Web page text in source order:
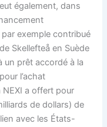
également, dans
par exemple contribué
Skellefteå en Suède
un prêt accordé à la
l’achat
NEXI a offert pour
de dollars) de
avec les États-